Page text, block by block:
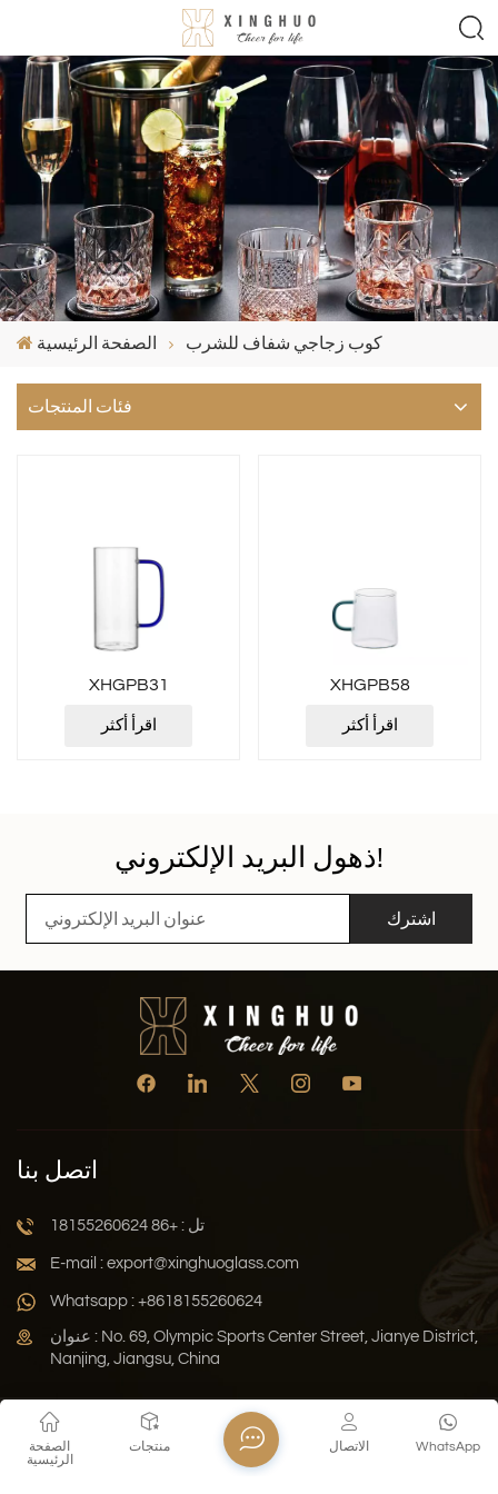
الصفحة الرئيسية كوب زجاجي شفاف للشرب
فئات المنتجات
XHGPB31
اقرأ أكثر
XHGPB58
اقرأ أكثر
ذهول البريد الإلكتروني!
اشترك
اتصل بنا
تل : +86 18155260624
E-mail : export@xinghuoglass.com
Whatsapp : +8618155260624
عنوان : No. 69, Olympic Sports Center Street, Jianye District,
Nanjing, Jiangsu, China
Xml سياسة الخصوصية المدونة
خريطة الموقع
حقوق النشر © 2026 Jiangsu Xinghuo Technology Co., Ltd. جميع
الصفحة
الرئيسية
منتجات WhatsApp الاتصال